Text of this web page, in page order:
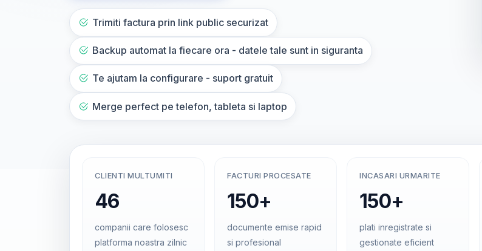
Trimiti factura prin link public securizat
Backup automat la fiecare ora - datele tale sunt in siguranta
Te ajutam la configurare - suport gratuit
Merge perfect pe telefon, tableta si laptop
CLIENTI MULTUMITI
46
companii care folosesc
platforma noastra zilnic
FACTURI PROCESATE
150+
documente emise rapid
si profesional
INCASARI URMARITE
150+
plati inregistrate si
gestionate eficient